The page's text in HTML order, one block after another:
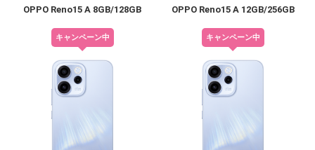
OPPO Reno15 A 8GB/128GB
キャンペーン中
OPPO Reno15 A 12GB/256GB
キャンペーン中